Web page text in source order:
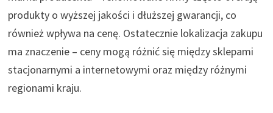
produkty o wyższej jakości i dłuższej gwarancji, co
również wpływa na cenę. Ostatecznie lokalizacja zakupu
ma znaczenie – ceny mogą różnić się między sklepami
stacjonarnymi a internetowymi oraz między różnymi
regionami kraju.